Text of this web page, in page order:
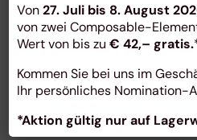
Hugo
Tommy
Von27. Juli bis 8. August
von zwei Composable-
Wert von bis zu€ 42,– gratis.
Kommen Sie bei uns im
Ihr persönliches Nomination-
*Aktion gültig nur auf